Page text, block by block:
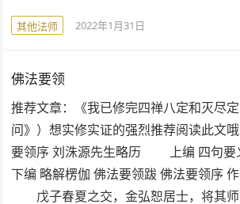
其他法师 2022年1月31日
佛法要领
推荐文章：《我已修完四禅八定和灭尽
问》）想实修实证的强烈推荐阅读此
要领序 刘洙源先生略历 上编 四句要
下编 略解楞伽 佛法要领跋 佛法要领序
戊子春夏之交，金弘恕居士，将其师